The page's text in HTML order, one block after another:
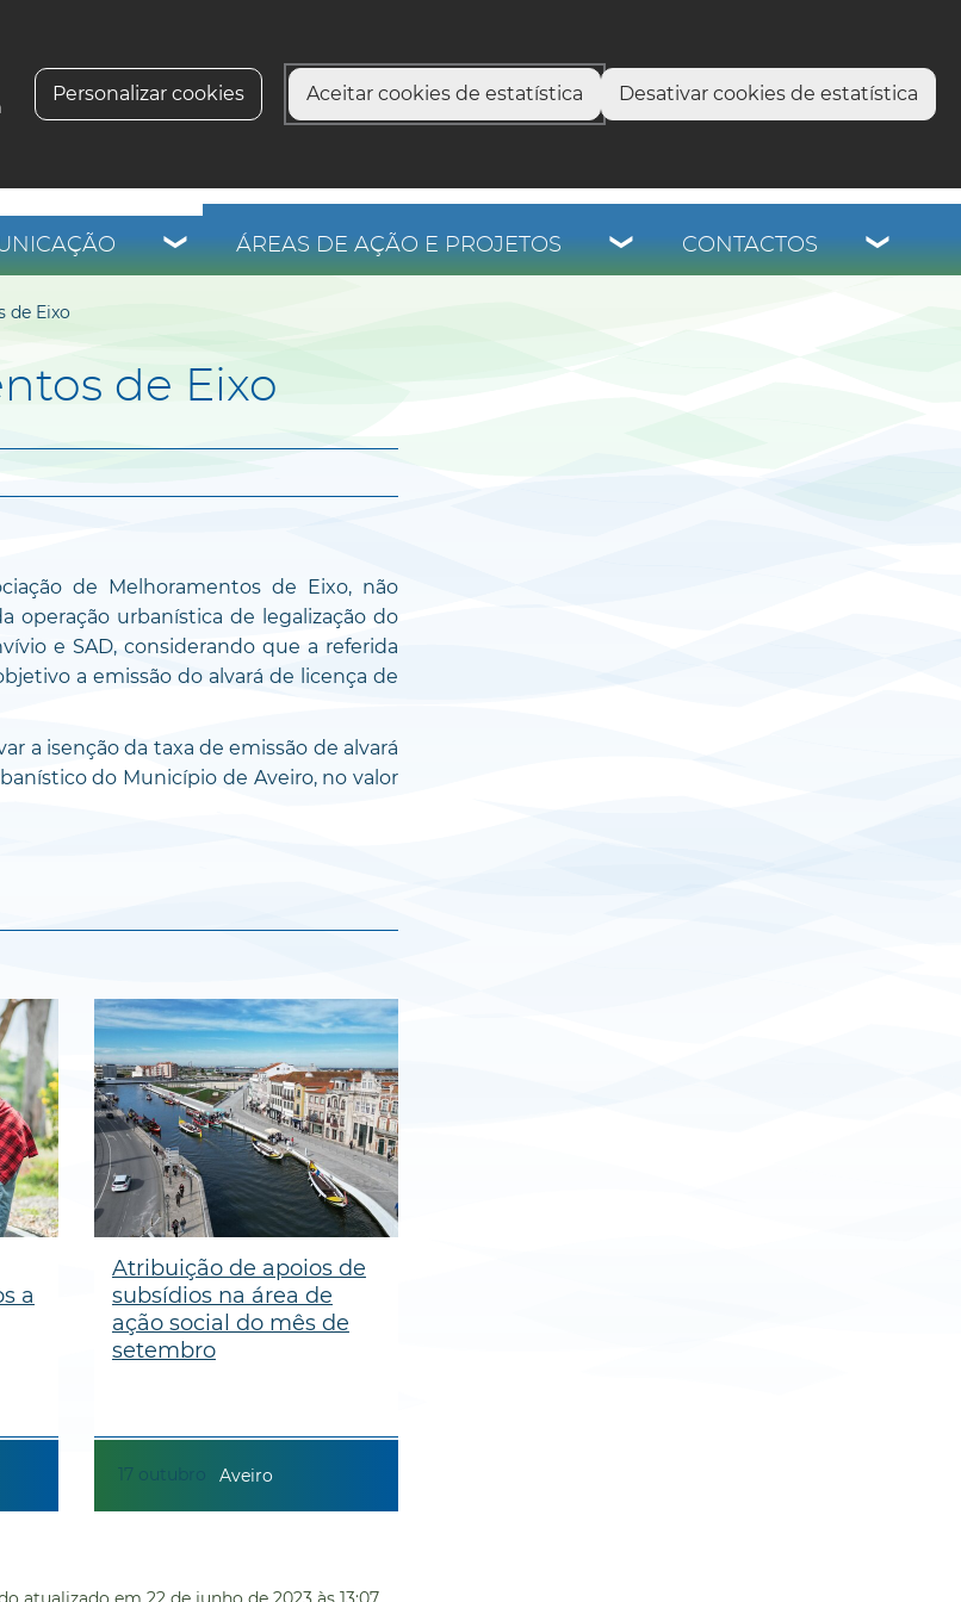
Personalizar cookies Aceitar cookies de estatística Desativar cookies de estatística
ÁREAS DE AÇÃO E PROJETOS CONTACTOS
de Eixo
de Eixo
de Melhoramentos de Eixo, não
operação urbanística de legalização do
e SAD, considerando que a referida
a emissão do alvará de licença de
a isenção da taxa de emissão de alvará
do Município de Aveiro, no valor
a
17 outubro
Atribuição de apoios de
subsídios na área de
ação social do mês de
setembro
Aveiro